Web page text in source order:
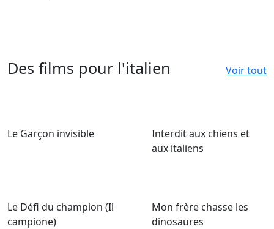
Des films pour l'italien Voir tout
Le Garçon invisible
Interdit aux chiens et
aux italiens
Le Défi du champion (Il
campione)
Mon frère chasse les
dinosaures